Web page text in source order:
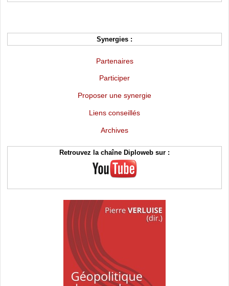
Synergies :
Partenaires
Participer
Proposer une synergie
Liens conseillés
Archives
Retrouvez la chaîne Diploweb sur :